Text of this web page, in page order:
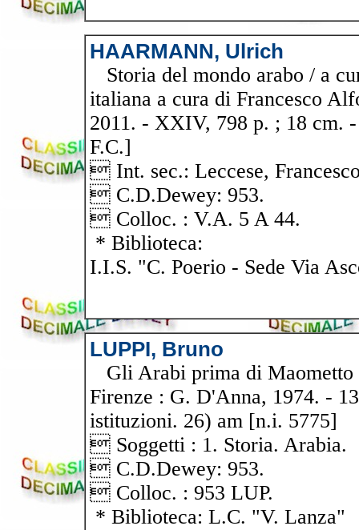
HAARMANN, Ulrich
Storia del mondo arabo / a
italiana a cura di Francesco
2011. - XXIV, 798 p. ; 18 cm.
F.C.]
 Int. sec.: Leccese,
 C.D.Dewey: 953.
 Colloc. : V.A. 5 A 44.
* Biblioteca:
I.I.S. "C. Poerio - Sede Via
LUPPI, Bruno
Gli Arabi prima di Maometto
Firenze : G. D'Anna, 1974. -
istituzioni. 26) am [n.i. 5775]
 Soggetti : 1. Storia. Arabia.
 C.D.Dewey: 953.
 Colloc. : 953 LUP.
* Biblioteca: L.C. "V. Lanza"